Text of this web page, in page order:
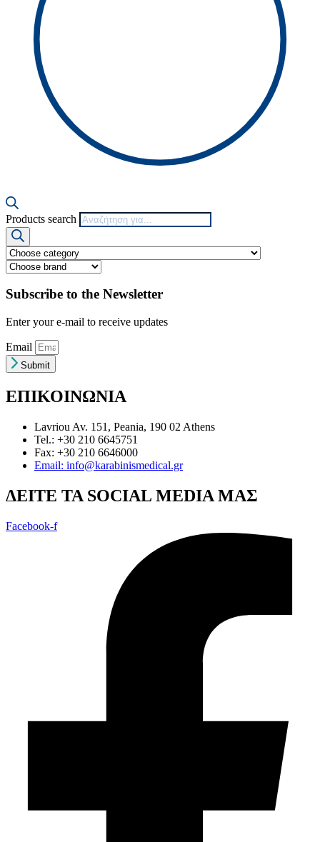
Products search
Subscribe to the Newsletter
Enter your e-mail to receive updates
Email
Submit
ΕΠΙΚΟΙΝΩΝΙΑ
Lavriou Av. 151, Peania, 190 02 Athens
Tel.: +30 210 6645751
Fax: +30 210 6646000
Email: info@karabinismedical.gr
ΔEITE TA SOCIAL MEDIA ΜΑΣ
Facebook-f